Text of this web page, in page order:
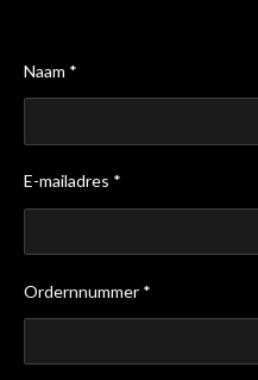
Naam *
E-mailadres *
Ordernnummer *